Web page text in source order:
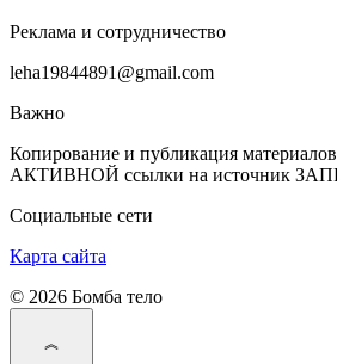
Реклама и сотрудничество
leha19844891@gmail.com
Важно
Копирование и публикация материалов
АКТИВНОЙ ссылки на источник
Социальные сети
Карта сайта
© 2026 Бомба тело